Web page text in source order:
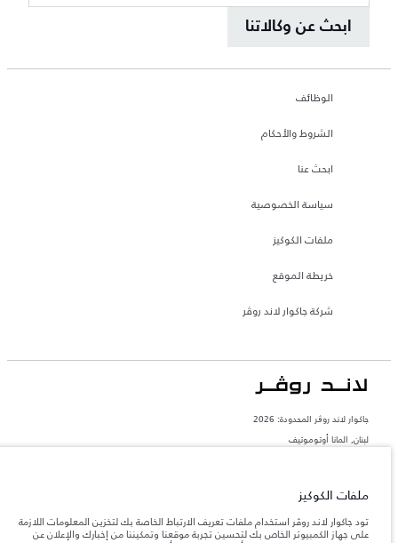
ابحث عن وكالاتنا
الوظائف
الشروط والأحكام
ابحث عنا
سياسة الخصوصية
ملفات الكوكيز
خريطة الموقع
شركة جاكوار لاند روڤر
جاكوار لاند روڨر المحدودة: 2026
لبنان, المانا أوتوموتيف
والحمولة.
المعلومات والمواصفات والأسعار والألوان المذكورة على هذا الموقع قد تختلف من بلد إلى
ملفات الكوكيز
تود جاكوار لاند روڤر استخدام ملفات تعريف الارتباط الخاصة بك لتخزين المعلومات اللازمة
على جهاز الكمبيوتر الخاص بك لتحسين تجربة موقعنا وتمكيننا من إخبارك والإعلان عن